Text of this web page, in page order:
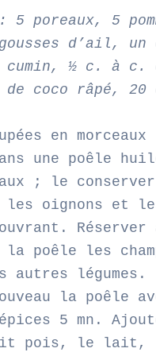
poreaux, 5
d’ail,
½ c. à c.
de coco râpé,
en
une poêle
; le
les oignons et
la poêle les
autres légumes.
la poêle
5 mn.
pois, le lait, la